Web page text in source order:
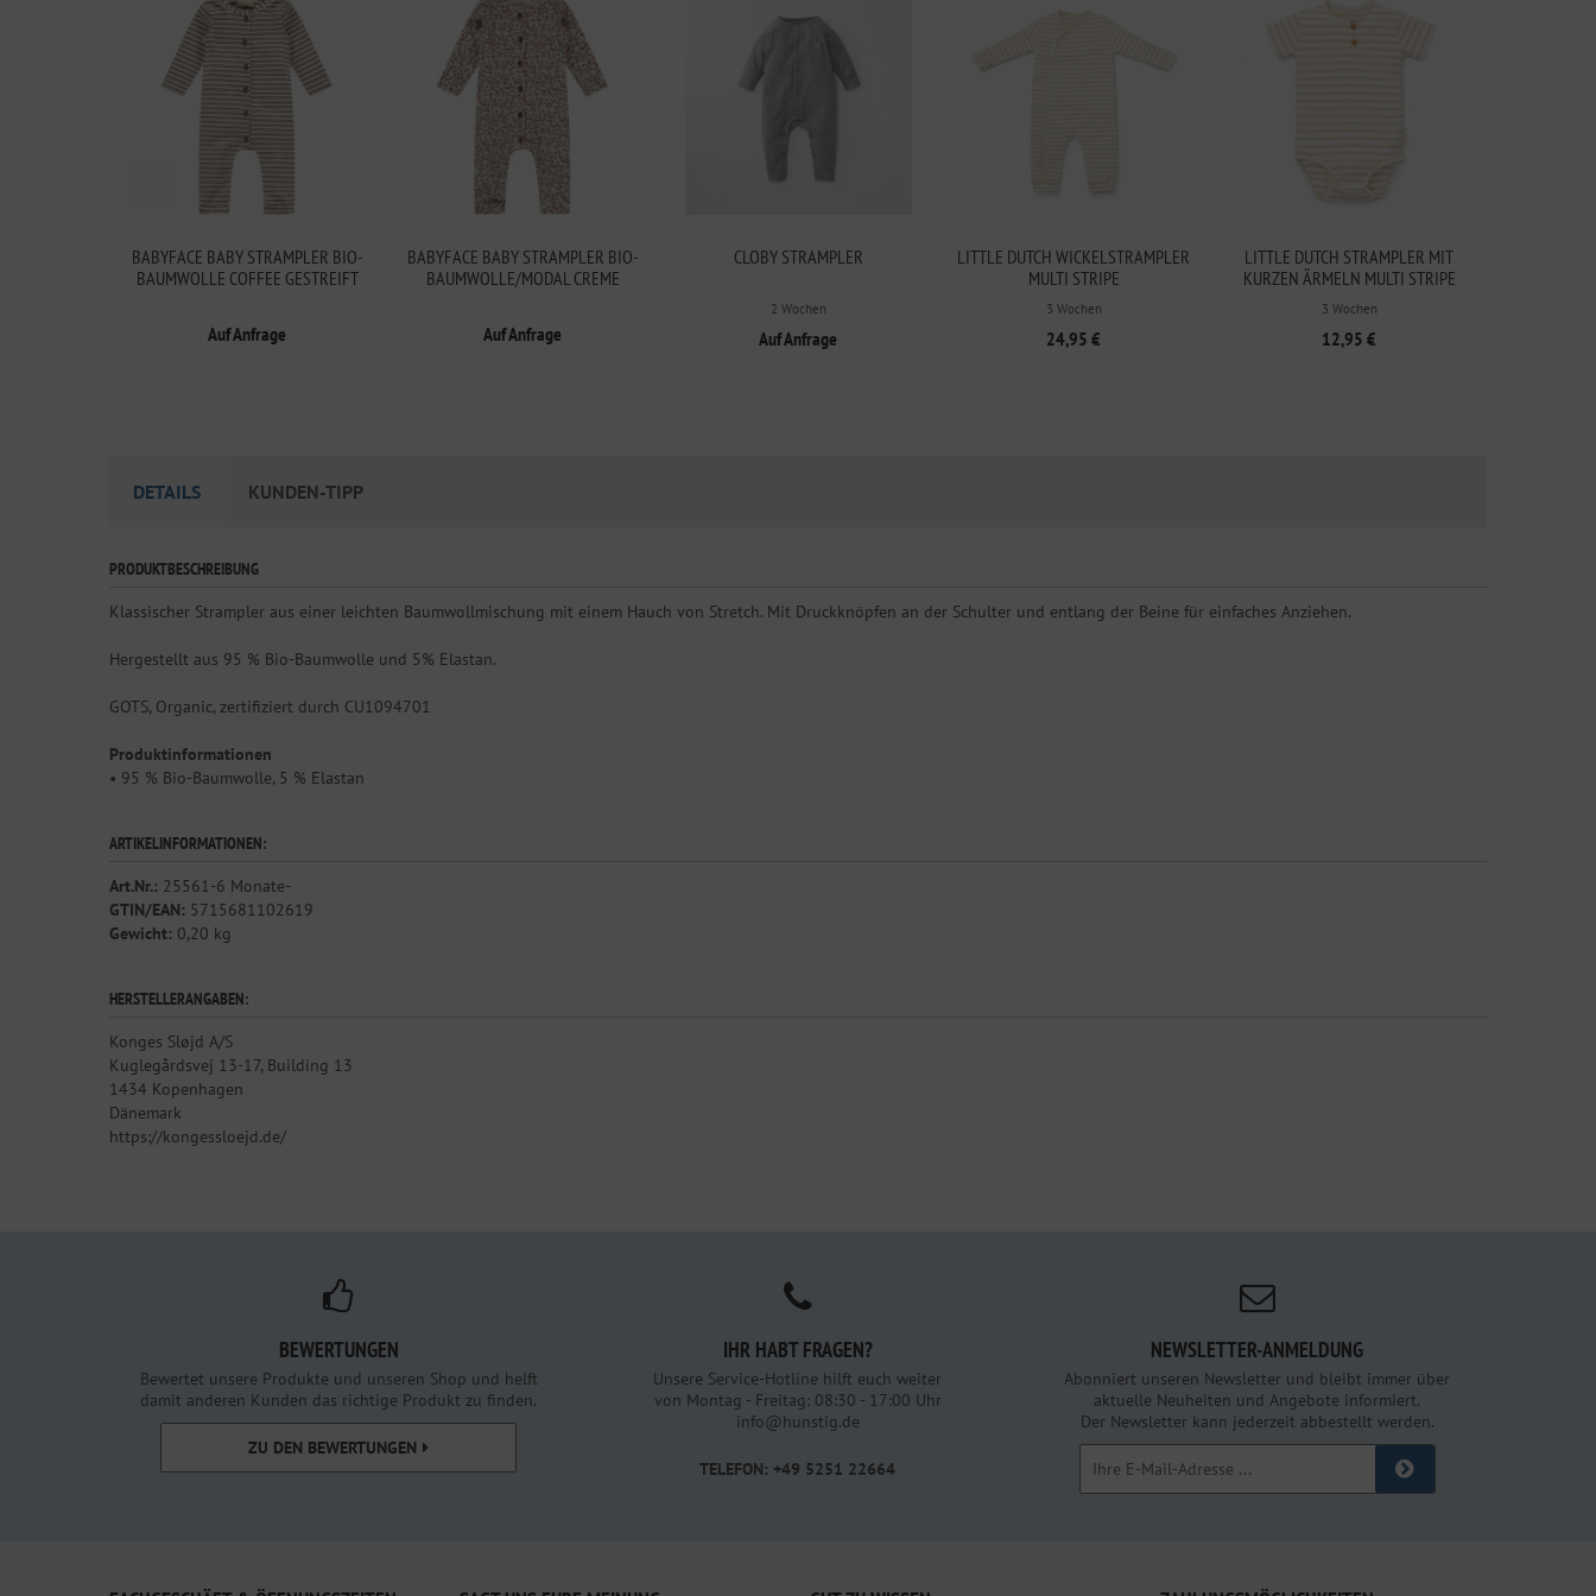
BABYFACE BABY STRAMPLER BIO-
BAUMWOLLE COFFEE GESTREIFT
Auf Anfrage
BABYFACE BABY STRAMPLER BIO-
BAUMWOLLE/MODAL CREME
Auf Anfrage
CLOBY STRAMPLER
2 Wochen
Auf Anfrage
LITTLE DUTCH WICKELSTRAMPLER
MULTI STRIPE
3 Wochen
24,95 €
LITTLE DUTCH STRAMPLER MIT
KURZEN ÄRMELN MULTI STRIPE
3 Wochen
12,95 €
DETAILS KUNDEN-TIPP
PRODUKTBESCHREIBUNG
Klassischer Strampler aus einer leichten Baumwollmischung mit einem Hauch von Stretch. Mit Druckknöpfen an der Schulter und entlang der Beine für einfaches Anziehen.
Hergestellt aus 95 % Bio-Baumwolle und 5% Elastan.
GOTS, Organic, zertifiziert durch CU1094701
Produktinformationen
• 95 % Bio-Baumwolle, 5 % Elastan
ARTIKELINFORMATIONEN:
Art.Nr.: 25561-6 Monate-
GTIN/EAN: 5715681102619
Gewicht: 0,20 kg
HERSTELLERANGABEN:
Konges Sløjd A/S
Kuglegårdsvej 13-17, Building 13
1434 Kopenhagen
Dänemark
https://kongessloejd.de/
BEWERTUNGEN
Bewertet unsere Produkte und unseren Shop und helft
damit anderen Kunden das richtige Produkt zu finden.
ZU DEN BEWERTUNGEN
IHR HABT FRAGEN?
Unsere Service-Hotline hilft euch weiter
von Montag - Freitag: 08:30 - 17:00 Uhr
info@hunstig.de
TELEFON: +49 5251 22664
NEWSLETTER-ANMELDUNG
Abonniert unseren Newsletter und bleibt immer über
aktuelle Neuheiten und Angebote informiert.
Der Newsletter kann jederzeit abbestellt werden.